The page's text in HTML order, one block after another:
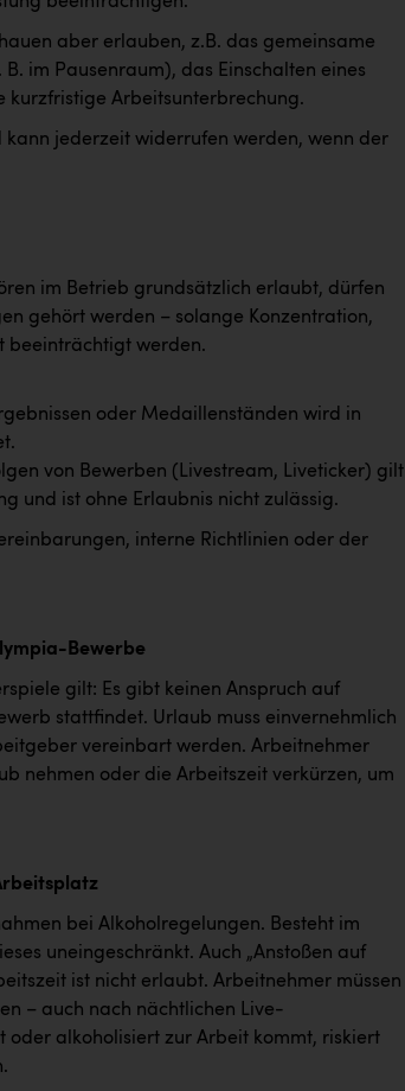
aber erlauben, z.B. das gemeinsame
im Pausenraum), das Einschalten eines
kurzfristige Arbeitsunterbrechung.
kann jederzeit widerrufen werden, wenn der
im Betrieb grundsätzlich erlaubt, dürfen
gehört werden – solange Konzentration,
beeinträchtigt werden.
oder Medaillenständen wird in
von Bewerben (Livestream, Liveticker) gilt
und ist ohne Erlaubnis nicht zulässig.
interne Richtlinien oder der
Bewerbe
gilt: Es gibt keinen Anspruch auf
stattfindet. Urlaub muss einvernehmlich
vereinbart werden. Arbeitnehmer
nehmen oder die Arbeitszeit verkürzen, um
bei Alkoholregelungen. Besteht im
uneingeschränkt. Auch „Anstoßen auf
ist nicht erlaubt. Arbeitnehmer müssen
– auch nach nächtlichen Live-
oder alkoholisiert zur Arbeit kommt, riskiert